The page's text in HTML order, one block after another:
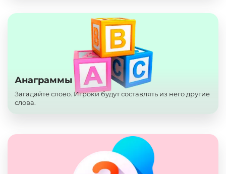
Анаграммы
Загадайте слово. Игроки будут составлять из него другие
слова.